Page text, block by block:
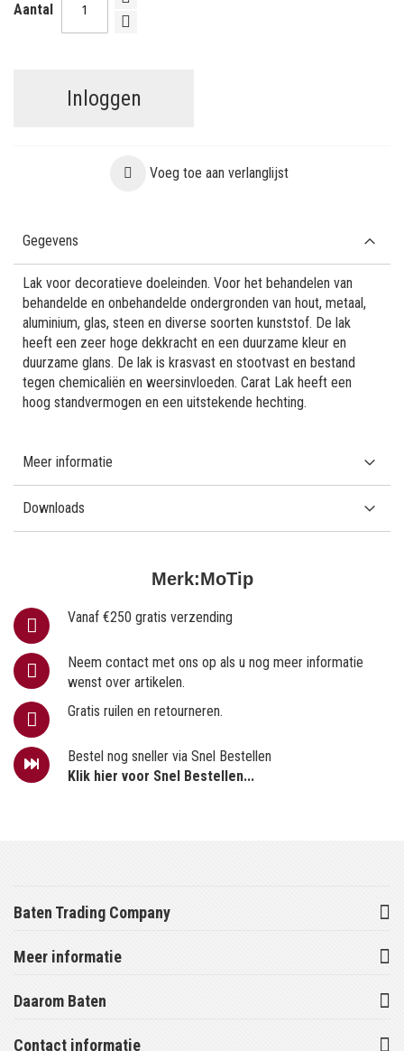
Aantal
Inloggen
Voeg toe aan verlanglijst
Merk:MoTip
Vanaf €250 gratis verzending
Neem contact met ons op als u nog meer informatie
wenst over artikelen.
Gratis ruilen en retourneren.
Bestel nog sneller via Snel Bestellen
Klik hier voor Snel Bestellen...
Gegevens
Lak voor decoratieve doeleinden. Voor het behandelen van
behandelde en onbehandelde ondergronden van hout, metaal,
aluminium, glas, steen en diverse soorten kunststof. De lak
heeft een zeer hoge dekkracht en een duurzame kleur en
duurzame glans. De lak is krasvast en stootvast en bestand
tegen chemicaliën en weersinvloeden. Carat Lak heeft een
hoog standvermogen en een uitstekende hechting.
Meer informatie
Downloads
Baten Trading Company
Meer informatie
Daarom Baten
Contact informatie